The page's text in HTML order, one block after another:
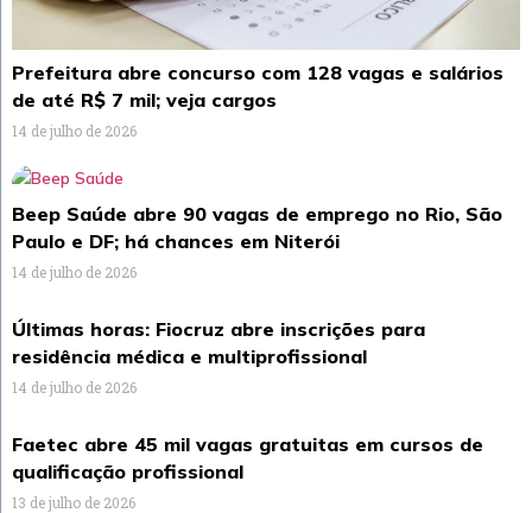
Prefeitura abre concurso com 128 vagas e salários
de até R$ 7 mil; veja cargos
14 de julho de 2026
Beep Saúde abre 90 vagas de emprego no Rio, São
Paulo e DF; há chances em Niterói
14 de julho de 2026
Últimas horas: Fiocruz abre inscrições para
residência médica e multiprofissional
14 de julho de 2026
Faetec abre 45 mil vagas gratuitas em cursos de
qualificação profissional
13 de julho de 2026